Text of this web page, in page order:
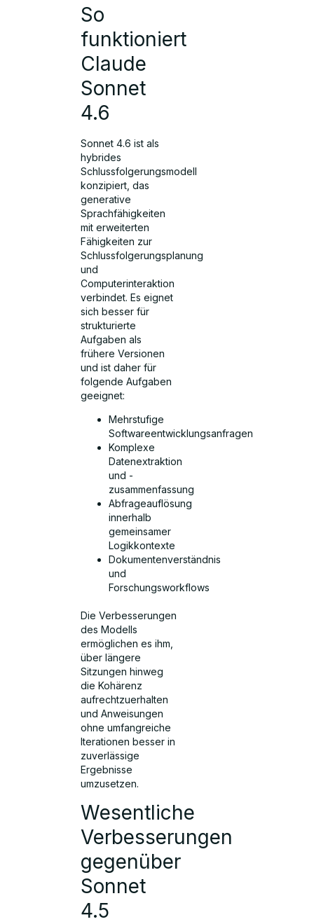
So
funktioniert
Claude
Sonnet
4.6
Sonnet 4.6 ist als
hybrides
Schlussfolgerungsmodell
konzipiert, das
generative
Sprachfähigkeiten
mit erweiterten
Fähigkeiten zur
Schlussfolgerungsplanung
und
Computerinteraktion
verbindet. Es eignet
sich besser für
strukturierte
Aufgaben als
frühere Versionen
und ist daher für
folgende Aufgaben
geeignet:
Mehrstufige
Softwareentwicklungsanfragen
Komplexe
Datenextraktion
und -
zusammenfassung
Abfrageauflösung
innerhalb
gemeinsamer
Logikkontexte
Dokumentenverständnis
und
Forschungsworkflows
Die Verbesserungen
des Modells
ermöglichen es ihm,
über längere
Sitzungen hinweg
die Kohärenz
aufrechtzuerhalten
und Anweisungen
ohne umfangreiche
Iterationen besser in
zuverlässige
Ergebnisse
umzusetzen.
Wesentliche
Verbesserungen
gegenüber
Sonnet
4.5